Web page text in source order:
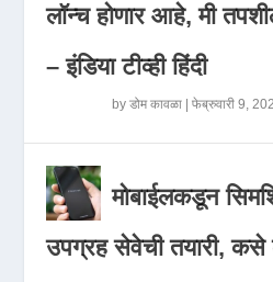
लॉन्च होणार आहे, मी
– इंडिया टीव्ही हिंदी
byडोम कावळा |फेब्रुवारी 9,
मोबाईलकडून
उपग्रह सेवेची तयारी,